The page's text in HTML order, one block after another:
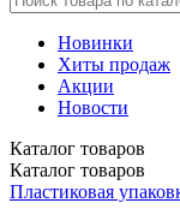
Новинки
Хиты продаж
Акции
Новости
Каталог товаров
Каталог товаров
Пластиковая